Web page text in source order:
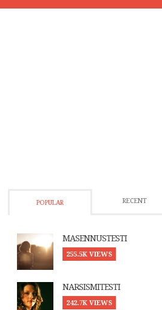
POPULAR RECENT
MASENNUSTESTI
255.5K VIEWS
NARSISMITESTI
242.7K VIEWS